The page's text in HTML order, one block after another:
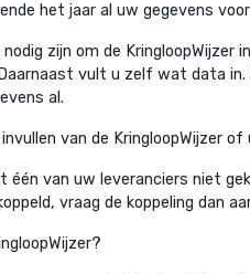
het jaar al uw gegevens
nodig zijn om de
vult u zelf wat data
al.
van de KringloopWijzer
één van uw leveranciers niet
vraag de koppeling dan